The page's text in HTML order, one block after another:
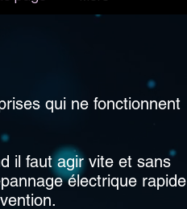
qui ne fonctionnent
il faut agir vite et sans
électrique rapide